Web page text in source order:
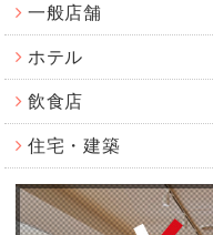
一般店舗
ホテル
飲食店
住宅・建築